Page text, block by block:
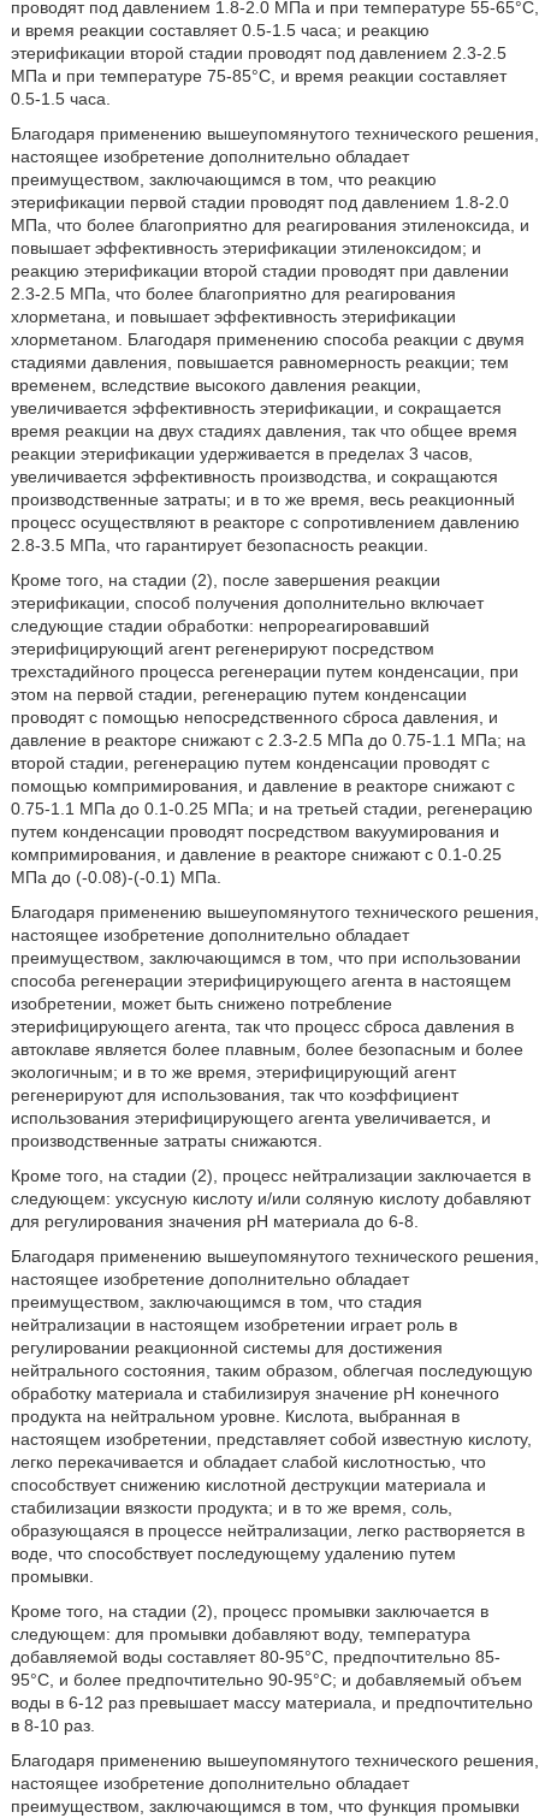
проводят под давлением 1.8-2.0 МПа и при температуре 55-65°С,
и время реакции составляет 0.5-1.5 часа; и реакцию
этерификации второй стадии проводят под давлением 2.3-2.5
МПа и при температуре 75-85°С, и время реакции составляет
0.5-1.5 часа.
Благодаря применению вышеупомянутого технического решения,
настоящее изобретение дополнительно обладает
преимуществом, заключающимся в том, что реакцию
этерификации первой стадии проводят под давлением 1.8-2.0
МПа, что более благоприятно для реагирования этиленоксида, и
повышает эффективность этерификации этиленоксидом; и
реакцию этерификации второй стадии проводят при давлении
2.3-2.5 МПа, что более благоприятно для реагирования
хлорметана, и повышает эффективность этерификации
хлорметаном. Благодаря применению способа реакции с двумя
стадиями давления, повышается равномерность реакции; тем
временем, вследствие высокого давления реакции,
увеличивается эффективность этерификации, и сокращается
время реакции на двух стадиях давления, так что общее время
реакции этерификации удерживается в пределах 3 часов,
увеличивается эффективность производства, и сокращаются
производственные затраты; и в то же время, весь реакционный
процесс осуществляют в реакторе с сопротивлением давлению
2.8-3.5 МПа, что гарантирует безопасность реакции.
Кроме того, на стадии (2), после завершения реакции
этерификации, способ получения дополнительно включает
следующие стадии обработки: непрореагировавший
этерифицирующий агент регенерируют посредством
трехстадийного процесса регенерации путем конденсации, при
этом на первой стадии, регенерацию путем конденсации
проводят с помощью непосредственного сброса давления, и
давление в реакторе снижают с 2.3-2.5 МПа до 0.75-1.1 МПа; на
второй стадии, регенерацию путем конденсации проводят с
помощью компримирования, и давление в реакторе снижают с
0.75-1.1 МПа до 0.1-0.25 МПа; и на третьей стадии, регенерацию
путем конденсации проводят посредством вакуумирования и
компримирования, и давление в реакторе снижают с 0.1-0.25
МПа до (-0.08)-(-0.1) МПа.
Благодаря применению вышеупомянутого технического решения,
настоящее изобретение дополнительно обладает
преимуществом, заключающимся в том, что при использовании
способа регенерации этерифицирующего агента в настоящем
изобретении, может быть снижено потребление
этерифицирующего агента, так что процесс сброса давления в
автоклаве является более плавным, более безопасным и более
экологичным; и в то же время, этерифицирующий агент
регенерируют для использования, так что коэффициент
использования этерифицирующего агента увеличивается, и
производственные затраты снижаются.
Кроме того, на стадии (2), процесс нейтрализации заключается в
следующем: уксусную кислоту и/или соляную кислоту добавляют
для регулирования значения рН материала до 6-8.
Благодаря применению вышеупомянутого технического решения,
настоящее изобретение дополнительно обладает
преимуществом, заключающимся в том, что стадия
нейтрализации в настоящем изобретении играет роль в
регулировании реакционной системы для достижения
нейтрального состояния, таким образом, облегчая последующую
обработку материала и стабилизируя значение рН конечного
продукта на нейтральном уровне. Кислота, выбранная в
настоящем изобретении, представляет собой известную кислоту,
легко перекачивается и обладает слабой кислотностью, что
способствует снижению кислотной деструкции материала и
стабилизации вязкости продукта; и в то же время, соль,
образующаяся в процессе нейтрализации, легко растворяется в
воде, что способствует последующему удалению путем
промывки.
Кроме того, на стадии (2), процесс промывки заключается в
следующем: для промывки добавляют воду, температура
добавляемой воды составляет 80-95°С, предпочтительно 85-
95°С, и более предпочтительно 90-95°С; и добавляемый объем
воды в 6-12 раз превышает массу материала, и предпочтительно
в 8-10 раз.
Благодаря применению вышеупомянутого технического решения,
настоящее изобретение дополнительно обладает
преимуществом, заключающимся в том, что функция промывки